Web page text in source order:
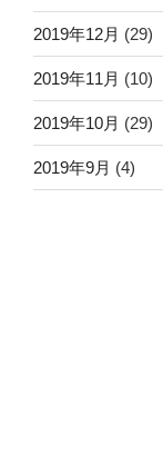
2019年12月 (29)
2019年11月 (10)
2019年10月 (29)
2019年9月 (4)